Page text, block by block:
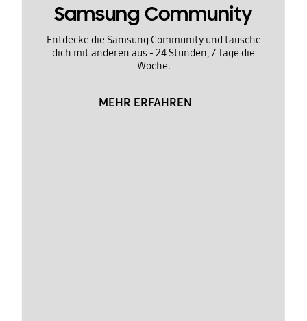
Samsung Community
Entdecke die Samsung Community und tausche
dich mit anderen aus - 24 Stunden, 7 Tage die
Woche.
MEHR ERFAHREN